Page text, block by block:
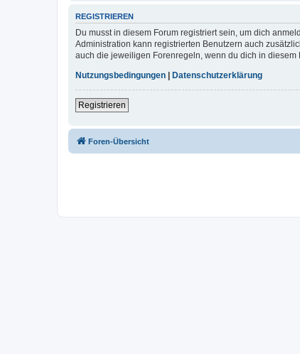
REGISTRIEREN
Du musst in diesem Forum registriert sein, um dich
Administration kann registrierten Benutzern auch
auch die jeweiligen Forenregeln, wenn du dich in diesem
Nutzungsbedingungen
Datenschutzerklärung
Registrieren
Foren-Übersicht